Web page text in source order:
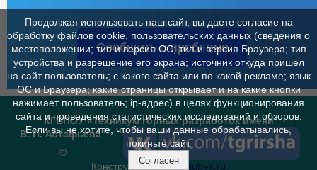
Сообщить о проблеме
КГБПОУ «Техникум горных разработок имени
В. П. Астафьева"
©
Конструктор сайтов
Nubex.ru
Продолжая использовать наш сайт, вы даете согласие на
обработку файлов cookie, пользовательских данных (сведения о
местоположении; тип и версия ОС; тип и версия Браузера; тип
устройства и разрешение его экрана; источник откуда пришел
на сайт пользователь; с какого сайта или по какой рекламе; язык
ОС и Браузера; какие страницы открывает и на какие кнопки
нажимает пользователь; ip-адрес) в целях функционирования
сайта и проведения статистических исследований и обзоров.
Если вы не хотите, чтобы ваши данные обрабатывались,
покиньте сайт.
Согласен